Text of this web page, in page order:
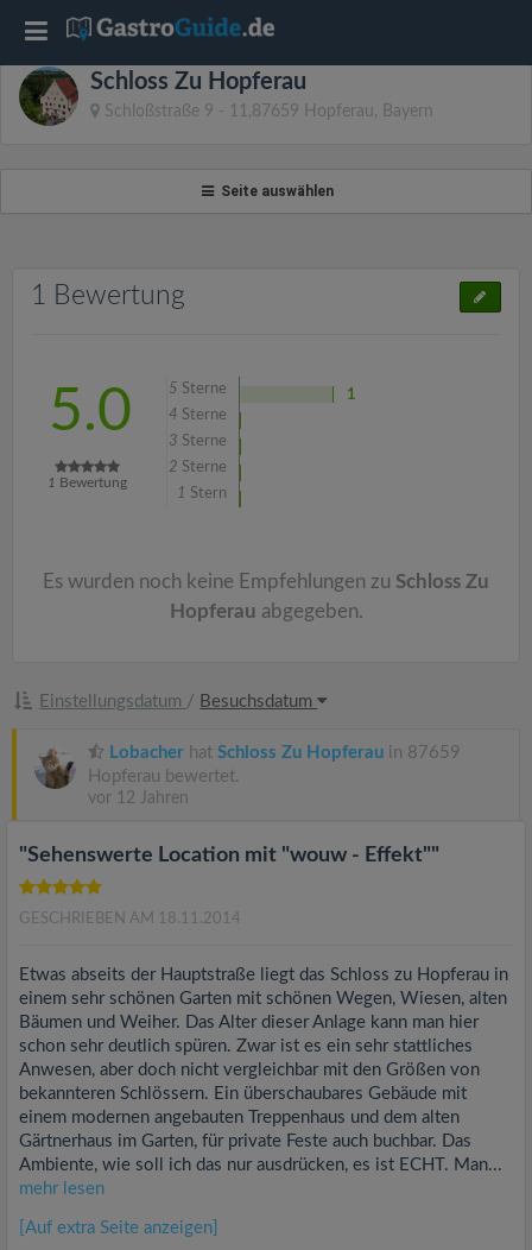
Schloss Zu Hopferau
Schloßstraße 9 - 11,87659 Hopferau, Bayern
Seite auswählen
1 Bewertung
5.0
1 Bewertung
5 Sterne
1
4 Sterne
3 Sterne
2 Sterne
1 Stern
Es wurden noch keine Empfehlungen zu Schloss Zu
Hopferau abgegeben.
Einstellungsdatum / Besuchsdatum
Lobacher hat Schloss Zu Hopferau in 87659
Hopferau bewertet.
vor 12 Jahren
"Sehenswerte Location mit "wouw - Effekt""
GESCHRIEBEN AM 18.11.2014
Etwas abseits der Hauptstraße liegt das Schloss zu Hopferau in
einem sehr schönen Garten mit schönen Wegen, Wiesen, alten
Bäumen und Weiher. Das Alter dieser Anlage kann man hier
schon sehr deutlich spüren. Zwar ist es ein sehr stattliches
Anwesen, aber doch nicht vergleichbar mit den Größen von
bekannteren Schlössern. Ein überschaubares Gebäude mit
einem modernen angebauten Treppenhaus und dem alten
Gärtnerhaus im Garten, für private Feste auch buchbar. Das
Ambiente, wie soll ich das nur ausdrücken, es ist ECHT. Man...
mehr lesen
[Auf extra Seite anzeigen]
T
o
n
a
t
i
o
n